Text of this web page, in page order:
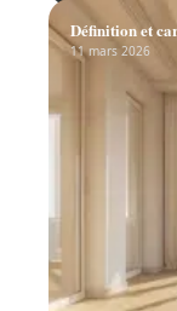
Définition et
11 mars 2026